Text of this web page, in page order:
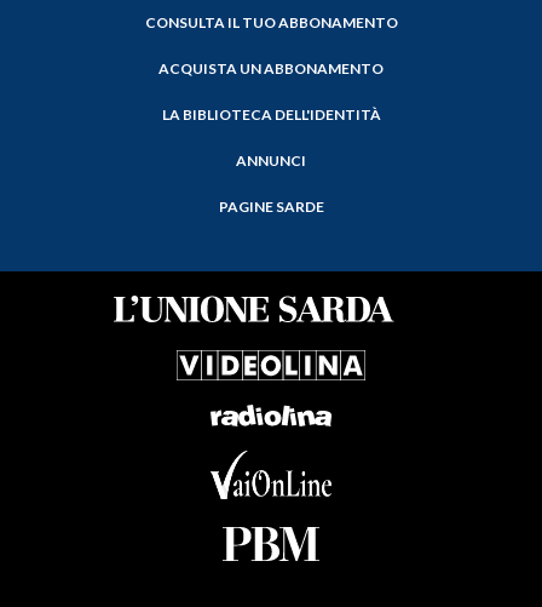
CONSULTA IL TUO ABBONAMENTO
ACQUISTA UN ABBONAMENTO
LA BIBLIOTECA DELL'IDENTITÀ
ANNUNCI
PAGINE SARDE